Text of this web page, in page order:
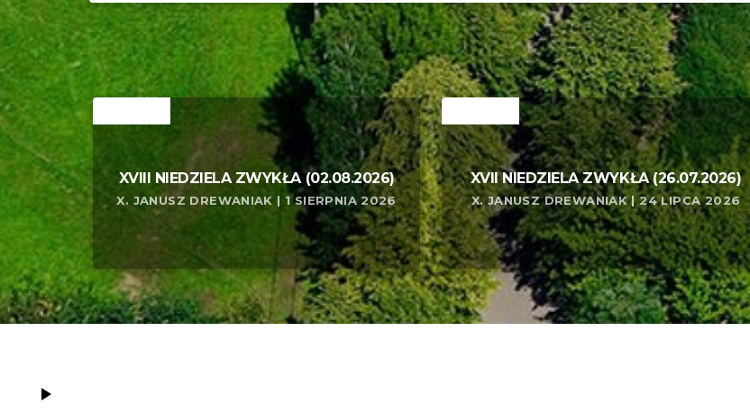
XVIII NIEDZIELA ZWYKŁA (02.08.2026)
X. JANUSZ DREWANIAK | 1 SIERPNIA 2026
XVII NIEDZIELA ZWYKŁA (26.07.2026)
X. JANUSZ DREWANIAK | 24 LIPCA 2026
play_arrow